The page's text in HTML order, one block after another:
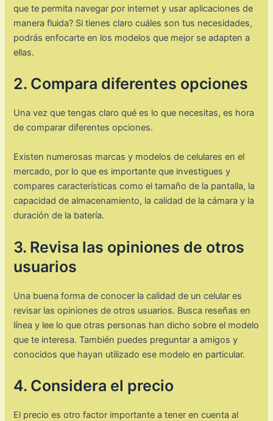
que te permita navegar por internet y usar aplicaciones de
manera fluida? Si tienes claro cuáles son tus necesidades,
podrás enfocarte en los modelos que mejor se adapten a
ellas.
2. Compara diferentes opciones
Una vez que tengas claro qué es lo que necesitas, es hora
de comparar diferentes opciones.
Existen numerosas marcas y modelos de celulares en el
mercado, por lo que es importante que investigues y
compares características como el tamaño de la pantalla, la
capacidad de almacenamiento, la calidad de la cámara y la
duración de la batería.
3. Revisa las opiniones de otros
usuarios
Una buena forma de conocer la calidad de un celular es
revisar las opiniones de otros usuarios. Busca reseñas en
línea y lee lo que otras personas han dicho sobre el modelo
que te interesa. También puedes preguntar a amigos y
conocidos que hayan utilizado ese modelo en particular.
4. Considera el precio
El precio es otro factor importante a tener en cuenta al